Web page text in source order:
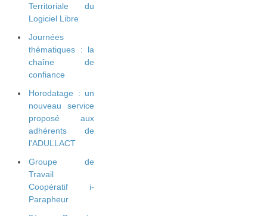
Territoriale du
Logiciel Libre
Journées
thématiques : la
chaîne de
confiance
Horodatage : un
nouveau service
proposé aux
adhérents de
l'ADULLACT
Groupe de
Travail
Coopératif i-
Parapheur